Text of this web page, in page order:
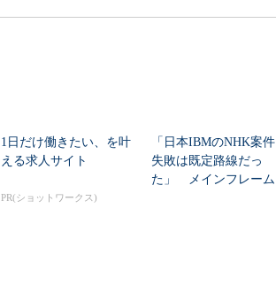
1日だけ働きたい、を叶
える求人サイト
PR(ショットワークス)
「日本IBMのNHK案件
失敗は既定路線だっ
た」 メインフレーム